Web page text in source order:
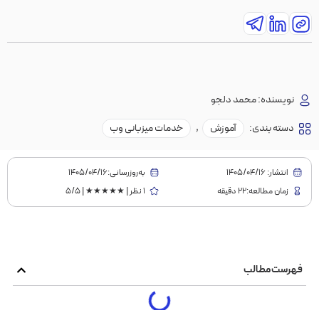
نویسنده:محمد دلجو
دسته بندی:
آموزش , خدمات میزبانی وب
انتشار: 1405/04/16
به‌روز‌رسانی:۱۴۰۵/۰۴/۱۶
زمان مطالعه:22 دقیقه
1 نظر | ★★★★★ | 5/5
فهرست مطالب